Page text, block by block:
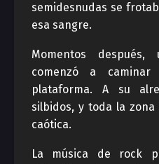
semidesnudas se
esa sangre.
Momentos
comenzó a
plataforma. A su
silbidos, y toda la
caótica.
La música de rock